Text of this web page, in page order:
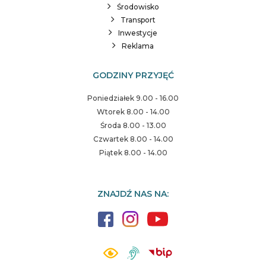
Środowisko
Transport
Inwestycje
Reklama
GODZINY PRZYJĘĆ
Poniedziałek 9.00 - 16.00
Wtorek 8.00 - 14.00
Środa 8.00 - 13.00
Czwartek 8.00 - 14.00
Piątek 8.00 - 14.00
ZNAJDŹ NAS NA: